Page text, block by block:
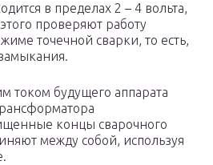
в пределах 2 – 4 вольта,
проверяют работу
точечной сварки, то есть,
током будущего аппарата
концы сварочного
между собой, используя